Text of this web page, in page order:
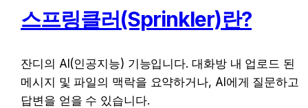
스프링클러(Sprinkler)란?
잔디의 AI(인공지능) 기능입니다. 대화방 내 업로드 된
메시지 및 파일의 맥락을 요약하거나, AI에게 질문하고
답변을 얻을 수 있습니다.